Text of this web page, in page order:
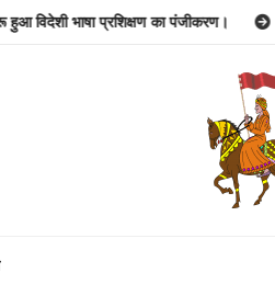
प्रशिक्षण का पंजीकरण। महुआ